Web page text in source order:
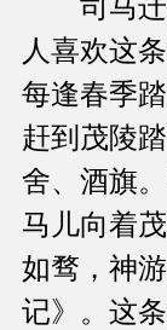
司马迁
人喜欢这
每逢春季
赶到茂陵
舍、酒旗
马儿向着
如骛，神
记》。这